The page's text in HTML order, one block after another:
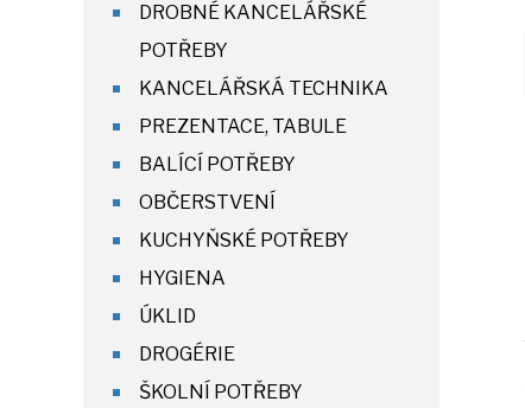
DROBNÉ KANCELÁŘSKÉ
POTŘEBY
KANCELÁŘSKÁ TECHNIKA
PREZENTACE, TABULE
BALÍCÍ POTŘEBY
OBČERSTVENÍ
KUCHYŇSKÉ POTŘEBY
HYGIENA
ÚKLID
DROGÉRIE
ŠKOLNÍ POTŘEBY